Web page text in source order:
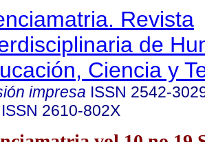
Revista
de
Ciencia y
impresa ISSN 2542-
ISSN 2610-802X